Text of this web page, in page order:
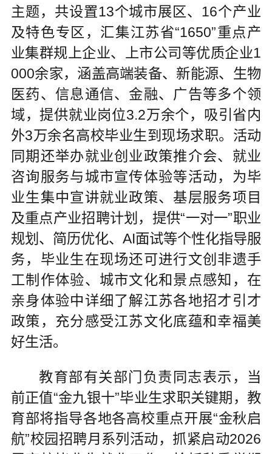
主题，共设置13个城市展区、16个产业
及特色专区，汇集江苏省“1650”重点产
业集群规上企业、上市公司等优质企业1
000余家，涵盖高端装备、新能源、生物
医药、信息通信、金融、广告等多个领
域，提供就业岗位3.2万余个，吸引省内
外3万余名高校毕业生到现场求职。活动
同期还举办就业创业政策推介会、就业
咨询服务与城市宣传体验等活动，为毕
业生集中宣讲就业政策、基层服务项目
及重点产业招聘计划，提供“一对一”职业
规划、简历优化、AI面试等个性化指导服
务，毕业生在现场还可进行文创非遗手
工制作体验、城市文化和景点感知，在
亲身体验中详细了解江苏各地招才引才
政策，充分感受江苏文化底蕴和幸福美
好生活。
教育部有关部门负责同志表示，当
前正值“金九银十”毕业生求职关键期，教
育部将指导各地各高校重点开展“金秋启
航”校园招聘月系列活动，抓紧启动2026